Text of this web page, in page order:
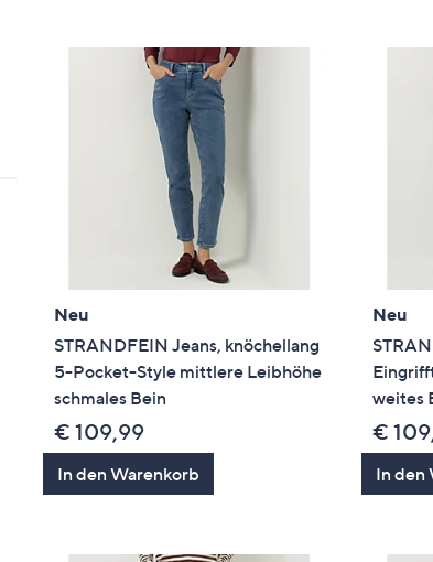
anzuzeigen.
Neu
STRANDFEIN Jeans, knöchellang
5-Pocket-Style mittlere Leibhöhe
schmales Bein
€ 109,99
In den Warenkorb
Neu
weites
€
In den